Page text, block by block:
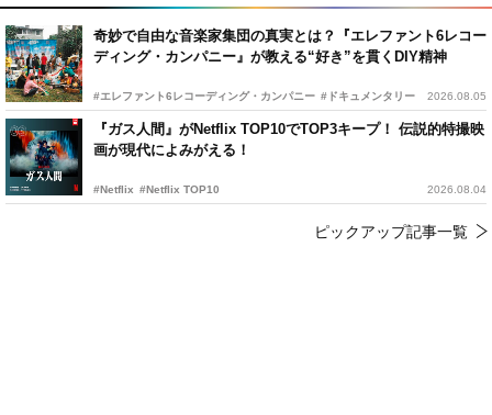
奇妙で自由な音楽家集団の真実とは？『エレファント6レコー
ディング・カンパニー』が教える“好き”を貫くDIY精神
#エレファント6レコーディング・カンパニー #ドキュメンタリー 2026.08.05
『ガス人間』がNetflix TOP10でTOP3キープ！ 伝説的特撮映
画が現代によみがえる！
#Netflix #Netflix TOP10 2026.08.04
ピックアップ記事一覧